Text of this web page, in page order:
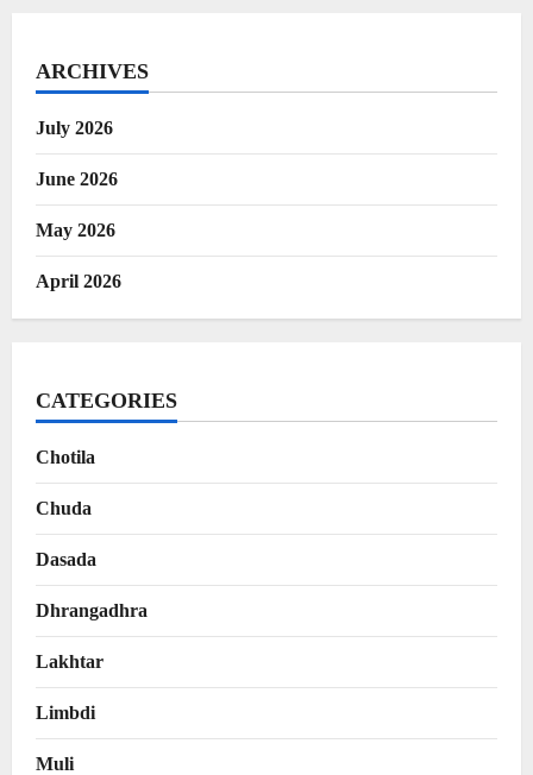
ARCHIVES
July 2026
June 2026
May 2026
April 2026
CATEGORIES
Chotila
Chuda
Dasada
Dhrangadhra
Lakhtar
Limbdi
Muli